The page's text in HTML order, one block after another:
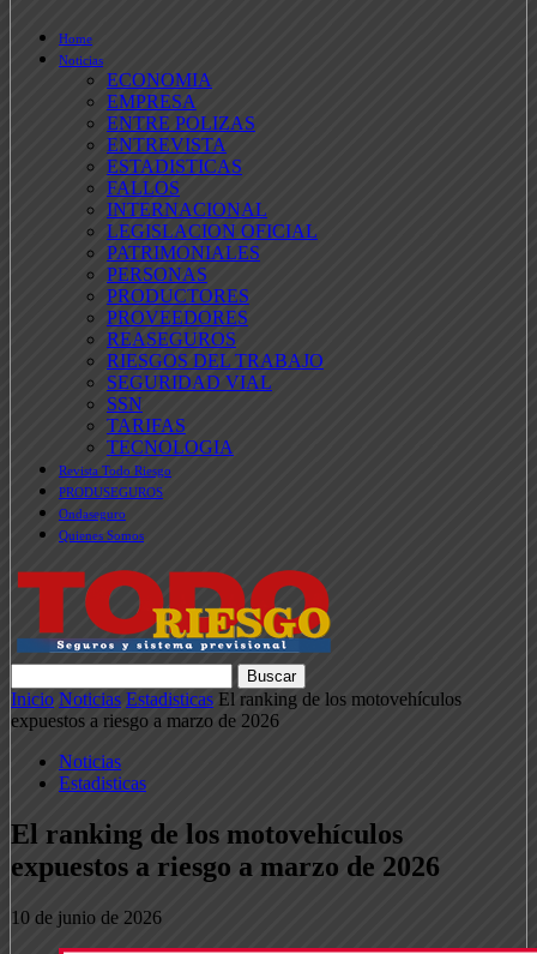
Home
Noticias
ECONOMIA
EMPRESA
ENTRE POLIZAS
ENTREVISTA
ESTADISTICAS
FALLOS
INTERNACIONAL
LEGISLACION OFICIAL
PATRIMONIALES
PERSONAS
PRODUCTORES
PROVEEDORES
REASEGUROS
RIESGOS DEL TRABAJO
SEGURIDAD VIAL
SSN
TARIFAS
TECNOLOGIA
Revista Todo Riesgo
PRODUSEGUROS
Ondaseguro
Quienes Somos
Inicio Noticias Estadisticas El ranking de los motovehículos
expuestos a riesgo a marzo de 2026
Noticias
Estadisticas
El ranking de los motovehículos
expuestos a riesgo a marzo de 2026
10 de junio de 2026